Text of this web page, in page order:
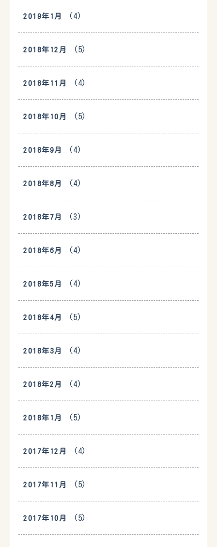
2019年1月 (4)
2018年12月 (5)
2018年11月 (4)
2018年10月 (5)
2018年9月 (4)
2018年8月 (4)
2018年7月 (3)
2018年6月 (4)
2018年5月 (4)
2018年4月 (5)
2018年3月 (4)
2018年2月 (4)
2018年1月 (5)
2017年12月 (4)
2017年11月 (5)
2017年10月 (5)